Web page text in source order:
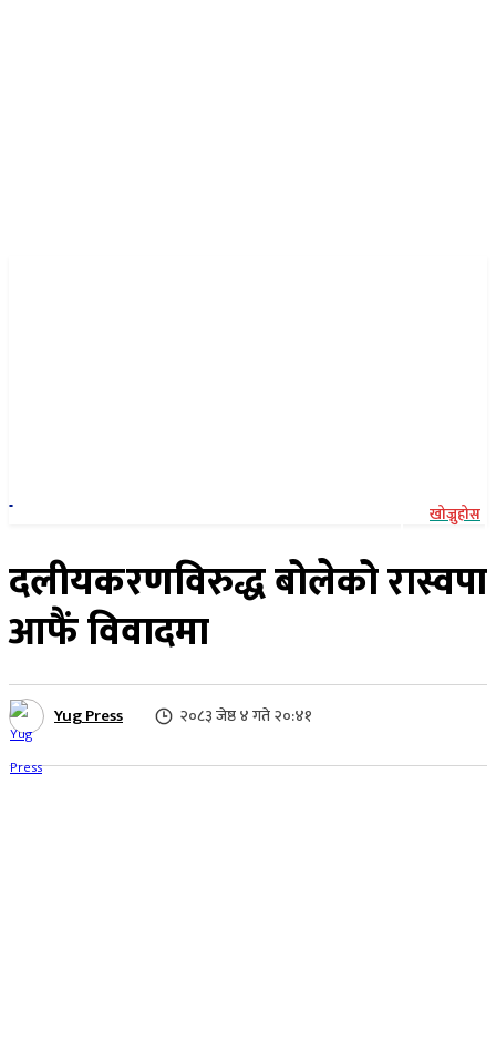
खोज्नुहोस
दलीयकरणविरुद्ध बोलेको रास्वपा
आफैं विवादमा
Yug Press २०८३ जेष्ठ ४ गते २०:४१